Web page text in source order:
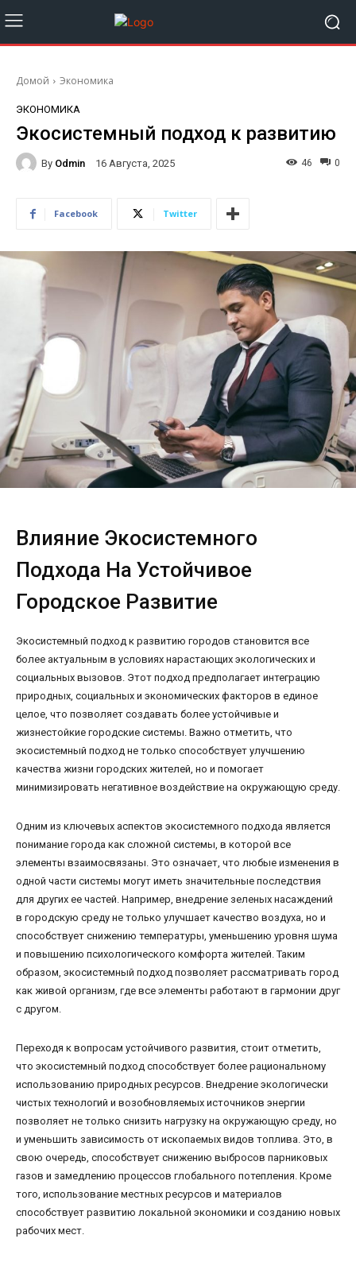
Домой Экономика
ЭКОНОМИКА
Экосистемный подход к развитию
By Odmin 16 Августа, 2025 0
46
Facebook Twitter
Влияние Экосистемного
Подхода На Устойчивое
Городское Развитие
Экосистемный подход к развитию городов становится все
более актуальным в условиях нарастающих экологических и
социальных вызовов. Этот подход предполагает интеграцию
природных, социальных и экономических факторов в единое
целое, что позволяет создавать более устойчивые и
жизнестойкие городские системы. Важно отметить, что
экосистемный подход не только способствует улучшению
качества жизни городских жителей, но и помогает
минимизировать негативное воздействие на окружающую среду.
Одним из ключевых аспектов экосистемного подхода является
понимание города как сложной системы, в которой все
элементы взаимосвязаны. Это означает, что любые изменения в
одной части системы могут иметь значительные последствия
для других ее частей. Например, внедрение зеленых насаждений
в городскую среду не только улучшает качество воздуха, но и
способствует снижению температуры, уменьшению уровня шума
и повышению психологического комфорта жителей. Таким
образом, экосистемный подход позволяет рассматривать город
как живой организм, где все элементы работают в гармонии друг
с другом.
Переходя к вопросам устойчивого развития, стоит отметить,
что экосистемный подход способствует более рациональному
использованию природных ресурсов. Внедрение экологически
чистых технологий и возобновляемых источников энергии
позволяет не только снизить нагрузку на окружающую среду, но
и уменьшить зависимость от ископаемых видов топлива. Это, в
свою очередь, способствует снижению выбросов парниковых
газов и замедлению процессов глобального потепления. Кроме
того, использование местных ресурсов и материалов
способствует развитию локальной экономики и созданию новых
рабочих мест.